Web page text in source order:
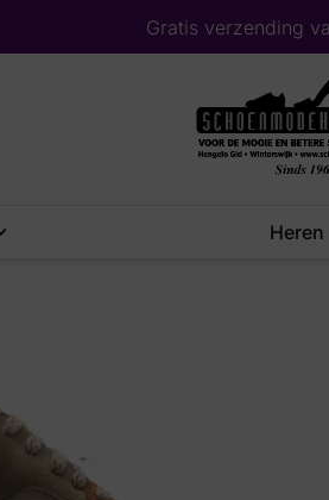
Gratis verzending
Heren